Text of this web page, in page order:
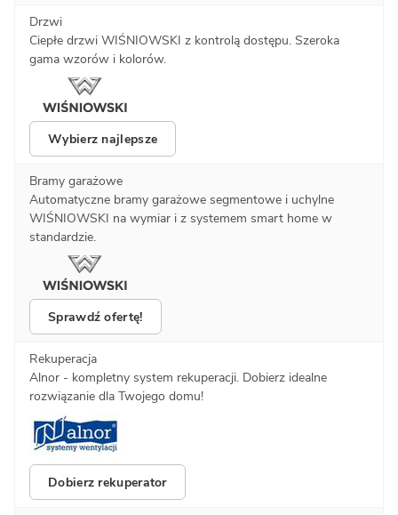
Drzwi
Ciepłe drzwi WIŚNIOWSKI z kontrolą dostępu. Szeroka
gama wzorów i kolorów.
Wybierz najlepsze
Bramy garażowe
Automatyczne bramy garażowe segmentowe i uchylne
WIŚNIOWSKI na wymiar i z systemem smart home w
standardzie.
Sprawdź ofertę!
Rekuperacja
Alnor - kompletny system rekuperacji. Dobierz idealne
rozwiązanie dla Twojego domu!
Dobierz rekuperator